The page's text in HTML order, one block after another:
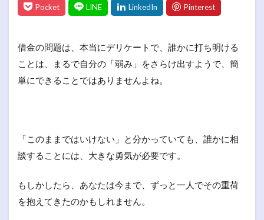
借金の問題は、本当にデリケートで、誰かに打ち明ける
ことは、まるで自分の「弱み」をさらけ出すようで、簡
単にできることではありませんよね。
「このままではいけない」と分かっていても、誰かに相
談することには、大きな勇気が必要です。
もしかしたら、あなたは今まで、ずっと一人でその重荷
を抱えてきたのかもしれません。